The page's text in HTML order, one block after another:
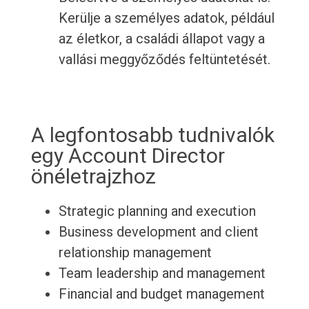
Kerülje a személyes adatok, például
az életkor, a családi állapot vagy a
vallási meggyőződés feltüntetését.
A legfontosabb tudnivalók
egy Account Director
önéletrajzhoz
Strategic planning and execution
Business development and client
relationship management
Team leadership and management
Financial and budget management